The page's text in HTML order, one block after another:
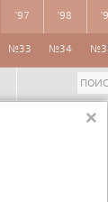
№33 №34
'97 '98
×